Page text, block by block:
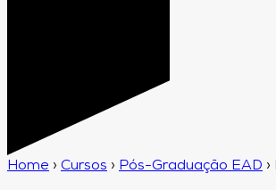
Home › Cursos › Pós-Graduação EAD ›